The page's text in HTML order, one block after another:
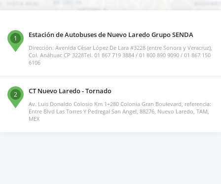
1 Estación de Autobuses de Nuevo Laredo Grupo SENDA
Dirección: Avenida César López De Lara #3228 (entre Sonora y Veracruz),
Col. Anáhuac CP 3228Tel. 01 867 719 3884 / 01 800 890 9090 / 01 867 150
6106
2 CT Nuevo Laredo - Tornado
Av. Luis Donaldo Colosio Km 1+280 Colonia Gran Boulevard, referencia:
Entre Blvd Las Torres Y Pedregal San Angel, 88276, Nuevo Laredo, TAM,
MEX